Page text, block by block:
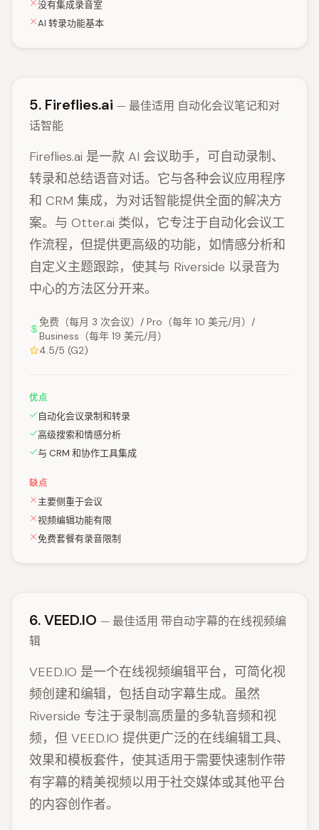
没有集成录音室
AI 转录功能基本
5. Fireflies.ai — 最佳适用 自动化会议笔记和对
话智能
Fireflies.ai 是一款 AI 会议助手，可自动录制、
转录和总结语音对话。它与各种会议应用程序
和 CRM 集成，为对话智能提供全面的解决方
案。与 Otter.ai 类似，它专注于自动化会议工
作流程，但提供更高级的功能，如情感分析和
自定义主题跟踪，使其与 Riverside 以录音为
中心的方法区分开来。
免费（每月 3 次会议）/ Pro（每年 10 美元/月）/
Business（每年 19 美元/月）
4.5/5 (G2)
优点
自动化会议录制和转录
高级搜索和情感分析
与 CRM 和协作工具集成
缺点
主要侧重于会议
视频编辑功能有限
免费套餐有录音限制
6. VEED.IO — 最佳适用 带自动字幕的在线视频编
辑
VEED.IO 是一个在线视频编辑平台，可简化视
频创建和编辑，包括自动字幕生成。虽然
Riverside 专注于录制高质量的多轨音频和视
频，但 VEED.IO 提供更广泛的在线编辑工具、
效果和模板套件，使其适用于需要快速制作带
有字幕的精美视频以用于社交媒体或其他平台
的内容创作者。